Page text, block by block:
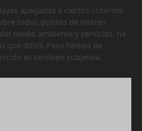
apegadas a ciertos criterios:
todo), puntos de interés
medio ambiente y servicios, ha
que dificil. Pero hemos de
es también subjetiva.